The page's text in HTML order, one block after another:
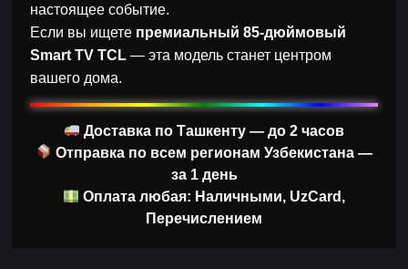
настоящее событие.
Если вы ищете премиальный 85-дюймовый
Smart TV TCL — эта модель станет центром
вашего дома.
Доставка по Ташкенту — до 2 часов
Отправка по всем регионам Узбекистана —
за 1 день
Оплата любая: Наличными, UzCard,
Перечислением